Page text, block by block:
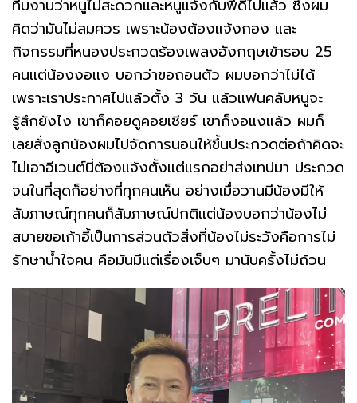
ทีมงานว่าหนูไม่สะดวกและหนูแจ้งกับพี่ดีไปแล้ว ซึ่งผม
คิดว่ามันไม่สมควร เพราะน้องต้องแจ้งกอง และ
กิจกรรมที่หนองประกวดร้องเพลงอังกฤษเข้ารอบ 25
คนแต่น้องงอแง บอกว่าขอถอนตัว ผมบอกว่าไม่ได้
เพราะเราประกาศไปแล้วตั้ง 3 วัน แล้วแฟนคลับหนูจะ
รู้สึกยังไง เขาก็คอยดูคอยเชียร์ เขาก็งอแงแล้ว ผมก็
เลยสั่งลูกน้องผมไปจัดการนอนให้ขึ้นประกวดต่อถ้าคิดจะ
ไม่เอาอีเวนต์นี่ต้องแจ้งตั้งแต่แรกอย่าส่งเทปมา ประกวด
จนในที่สุดก็อย่างที่ทุกคนเห็น อย่างเมื่อวานมีน้องมีให้
สัมภาษณ์ทุกคนก็สัมภาษณ์ปกติแต่น้องบอกว่าน้องไม่
สบายขอเก้าอี้เป็นการส่วนตัวสิ่งที่น้องไม่ระวังคือการไม่
รักษาน้ำใจคน คือมันมีแต่เรื่องเจ็บๆ มานับครั้งไม่ถ้วน